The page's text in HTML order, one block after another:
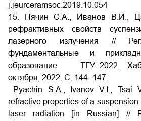
j.jeurceramsoc.2019.10.054
15. Пячин С.А., Иванов В.И.,
рефрактивных свойств
лазерного излучения //
фундаментальные и
образование — ТГУ–2022.
октября, 2022. C. 144–147.
Pyachin S.A., Ivanov V.I., Tsai
refractive properties of a
laser radiation [in Russian] //